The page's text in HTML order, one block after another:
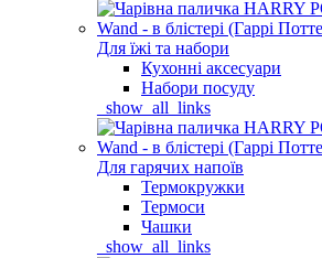
Для їжі та набори
Кухонні аксесуари
Набори посуду
_show_all_links
Для гарячих напоїв
Термокружки
Термоси
Чашки
_show_all_links